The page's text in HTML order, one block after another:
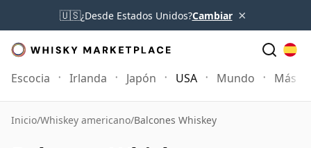
🇺🇸¿Desde Estados Unidos?Cambiar ×
Escocia Irlanda Japón USA Mundo Más
Inicio/Whiskey americano/Balcones Whiskey